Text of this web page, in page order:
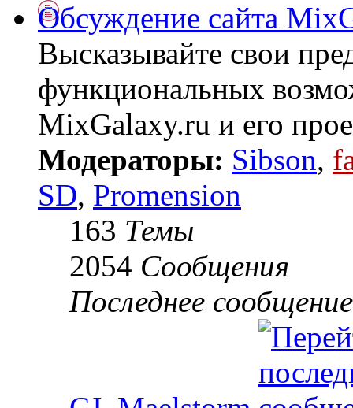
Обсуждение сайта
Высказывайте свои
функциональных
MixGalaxy.ru и его
Модераторы: Sibson,
SD, Promension
163 Темы
2054 Сообщения
Последнее сообщение